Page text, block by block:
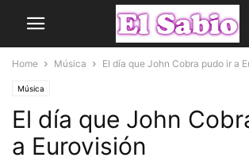
Home Música El día que John Cobra pudo ir a
Música
El día que John
a Eurovisión